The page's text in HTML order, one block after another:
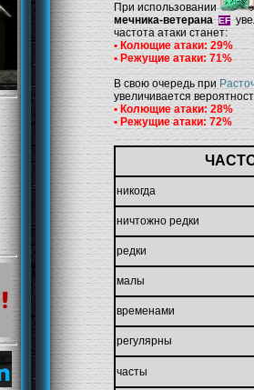
При использовании
мечника-ветерана EF
частота атаки станет:
• Колющие атаки: 29%
• Режущие атаки: 71%
В свою очередь при
увеличивается
• Колющие атаки: 28%
• Режущие атаки: 72%
никогда
ничтожно редки
редки
малы
временами
регулярны
часты